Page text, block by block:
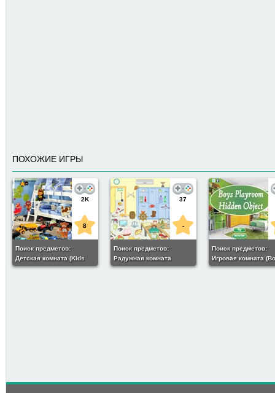
ПОХОЖИЕ ИГРЫ
2K
8
Поиск предметов:
Детская комната (Kids
Bedroom Hidden Objects)
37
-
Поиск предметов:
Радужная комната
(Colorful Room Hidden
Поиск предметов:
Игровая комната
Playroom Hidden